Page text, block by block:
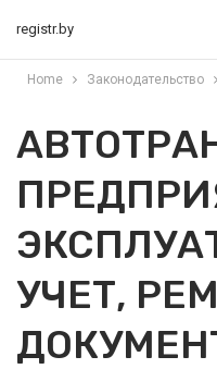
registr.by
Home Законодательство
УЧЕТ,